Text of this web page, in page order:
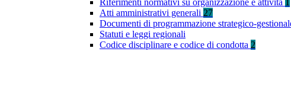
Riferimenti normativi su organizzazione e attività 1
Atti amministrativi generali 27
Documenti di programmazione strategico-
Statuti e leggi regionali
Codice disciplinare e codice di condotta 2